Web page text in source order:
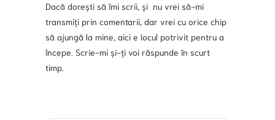
Dacă dorești să îmi scrii, și nu vrei să-mi
transmiți prin comentarii, dar vrei cu orice chip
să ajungă la mine, aici e locul potrivit pentru a
începe. Scrie-mi și-ți voi răspunde în scurt
timp.